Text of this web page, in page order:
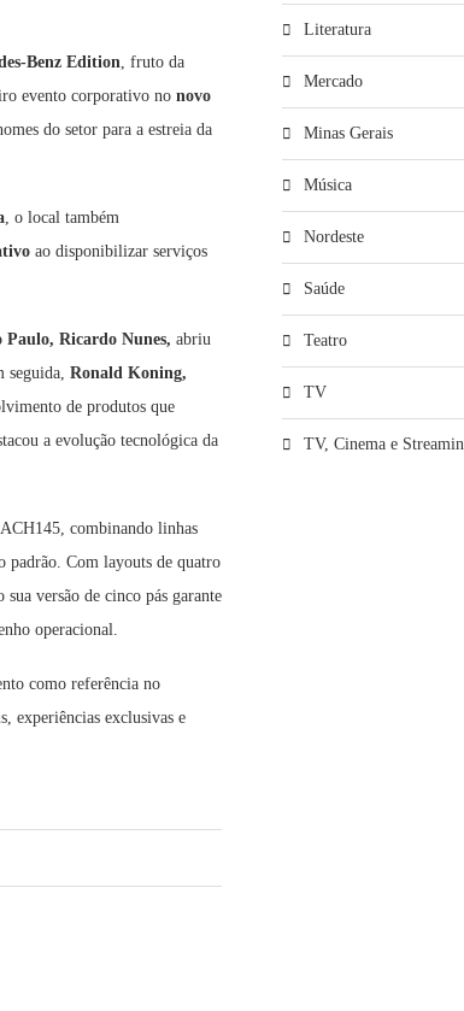
Benz Edition , fruto da
evento corporativo no novo
do setor para a estreia da
, o local também
ao disponibilizar serviços
Paulo, Ricardo Nunes, abriu
seguida, Ronald Koning,
de produtos que
a evolução tecnológica da
combinando linhas
padrão. Com layouts de quatro
versão de cinco pás garante
operacional.
como referência no
experiências exclusivas e
Literatura
Mercado
Minas Gerais
Música
Nordeste
Saúde
Teatro
TV
TV, Cinema e